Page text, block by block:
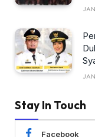
Stay In Touch
Facebook